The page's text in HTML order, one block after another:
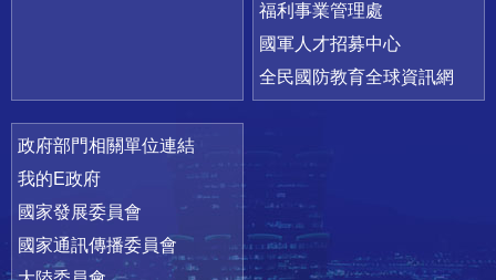
福利事業管理處
國軍人才招募中心
全民國防教育全球資訊網
政府部門相關單位連結
我的E政府
國家發展委員會
國家通訊傳播委員會